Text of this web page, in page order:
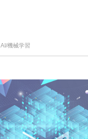
AI/機械学習